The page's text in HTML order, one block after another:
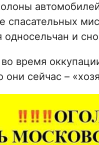
спасательных
и
время
они сейчас –